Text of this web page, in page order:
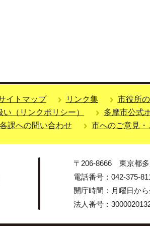
イトマップ リンク集
市役所
い（リンクポリシー）
多摩市公式
各課への問い合わせ
市へのご意見・
〒206-8666 東京都多
電話番号：042-375-
開庁時間：月曜日か
法人番号：